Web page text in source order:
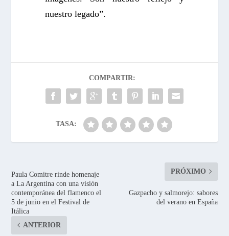
nuestro legado”.
COMPARTIR:
TASA:
Paula Comitre rinde homenaje
a La Argentina con una visión
contemporánea del flamenco el
5 de junio en el Festival de
Itálica
ANTERIOR
PRÓXIMO
Gazpacho y salmorejo: sabores
del verano en España